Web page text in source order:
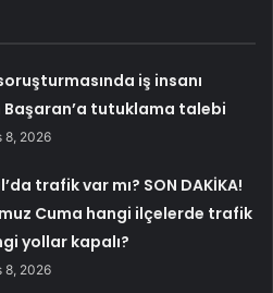
iş insanı
Başaran’a tutuklama talebi
8, 2026
trafik var mı? SON DAKİKA!
Cuma hangi ilçelerde trafik
yollar kapalı?
8, 2026